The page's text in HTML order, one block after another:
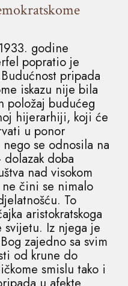
godine
popratio je
pripada
iskazu nije bila
položaj budućeg
hijerarhiji, koji će
u ponor
se odnosila na
doba
nad visokom
čini se nimalo
To
aristokratskoga
svijetu. Iz njega je
zajedno sa svim
od krune do
smislu tako i